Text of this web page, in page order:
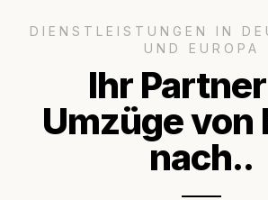
DIENSTLEISTUNGEN IN
UND EUROPA
Ihr
Umzüge von
nach..